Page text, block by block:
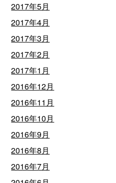
2017年5月
2017年4月
2017年3月
2017年2月
2017年1月
2016年12月
2016年11月
2016年10月
2016年9月
2016年8月
2016年7月